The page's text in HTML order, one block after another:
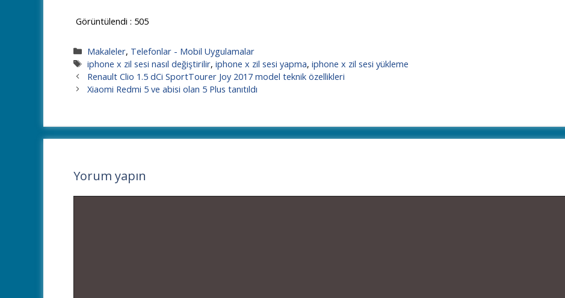
Görüntülendi : 505
Kategoriler
Makaleler, Telefonlar - Mobil Uygulamalar
Etiketler
iphone x zil sesi nasıl değiştirilir,iphone x zil sesi yapma,iphone x zil sesi yükleme
Renault Clio 1.5 dCi SportTourer Joy 2017 model teknik özellikleri
Xiaomi Redmi 5 ve abisi olan 5 Plus tanıtıldı
Yorum yapın